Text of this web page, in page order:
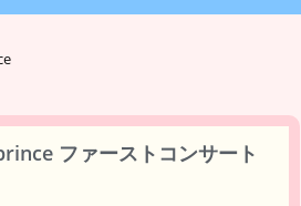
ファーストコンサート